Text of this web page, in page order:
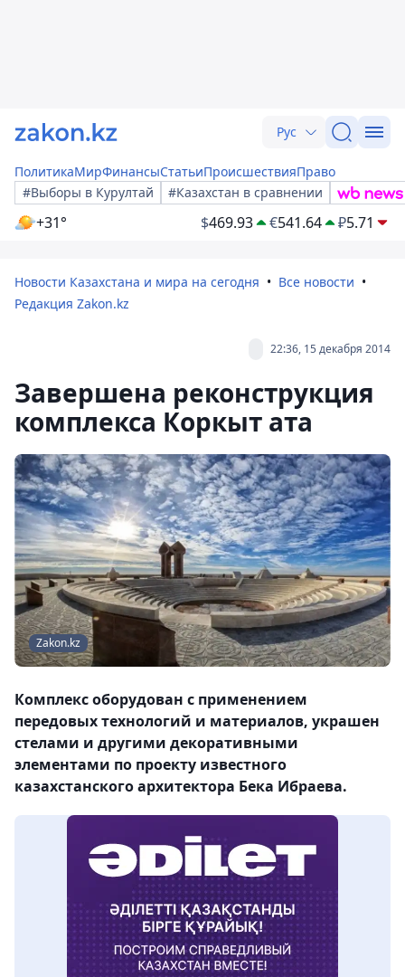
Рус
ПолитикаМирФинансыСтатьиПроисшествияПраво
#Выборы в Курултай
#Казахстан в сравнении
+31° $469.93 €541.64 ₽5.71
Новости Казахстана и мира на сегодня
Все новости
Редакция Zakon.kz
22:36, 15 декабря 2014
Завершена реконструкция
комплекса Коркыт ата
Zakon.kz
Комплекс оборудован с применением
передовых технологий и материалов, украшен
стелами и другими декоративными
элементами по проекту известного
казахстанского архитектора Бека Ибраева.